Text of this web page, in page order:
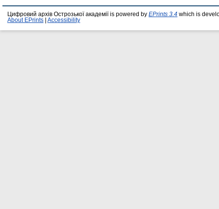
Цифровий архів Острозької академії is powered by EPrints 3.4 which is
About EPrints
Accessibility